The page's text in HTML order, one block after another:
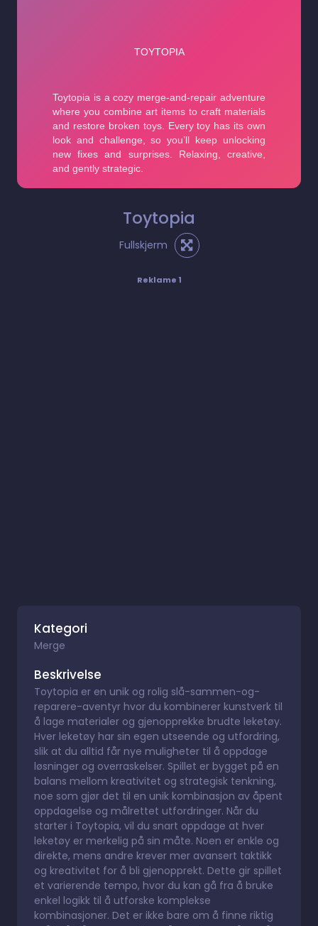
Toytopia
Fullskjerm
Reklame 1
Kategori
Merge
Beskrivelse
Toytopia er en unik og rolig slå-sammen-og-
reparere-aventyr hvor du kombinerer kunstverk til
å lage materialer og gjenopprekke brudte leketøy.
Hver leketøy har sin egen utseende og utfordring,
slik at du alltid får nye muligheter til å oppdage
løsninger og overraskelser. Spillet er bygget på en
balans mellom kreativitet og strategisk tenkning,
noe som gjør det til en unik kombinasjon av åpent
oppdagelse og målrettet utfordringer. Når du
starter i Toytopia, vil du snart oppdage at hver
leketøy er merkelig på sin måte. Noen er enkle og
direkte, mens andre krever mer avansert taktikk
og kreativitet for å bli gjenopprekt. Dette gir spillet
et varierende tempo, hvor du kan gå fra å bruke
enkel logikk til å utforske komplekse
kombinasjoner. Det er ikke bare om å finne riktig